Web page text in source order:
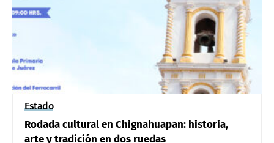
Estado
Rodada cultural en Chignahuapan: historia,
arte y tradición en dos ruedas